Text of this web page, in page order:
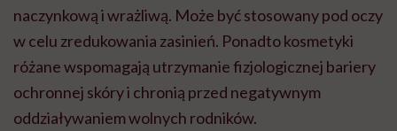
naczynkową i wrażliwą. Może być stosowany pod oczy
w celu zredukowania zasinień. Ponadto kosmetyki
różane wspomagają utrzymanie fizjologicznej bariery
ochronnej skóry i chronią przed negatywnym
oddziaływaniem wolnych rodników.